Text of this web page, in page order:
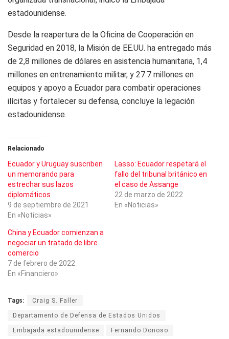
estadounidense.
Desde la reapertura de la Oficina de Cooperación en
Seguridad en 2018, la Misión de EE.UU. ha entregado más
de 2,8 millones de dólares en asistencia humanitaria, 1,4
millones en entrenamiento militar, y 27.7 millones en
equipos y apoyo a Ecuador para combatir operaciones
ilícitas y fortalecer su defensa, concluye la legación
estadounidense.
Relacionado
Ecuador y Uruguay suscriben
un memorando para
estrechar sus lazos
diplomáticos
9 de septiembre de 2021
En «Noticias»
Lasso: Ecuador respetará el
fallo del tribunal británico en
el caso de Assange
22 de marzo de 2022
En «Noticias»
China y Ecuador comienzan a
negociar un tratado de libre
comercio
7 de febrero de 2022
En «Financiero»
Tags: Craig S. Faller
Departamento de Defensa de Estados Unidos
Embajada estadounidense Fernando Donoso